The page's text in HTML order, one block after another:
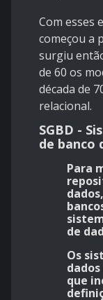
Com esses
começou a
surgiu
de 60 os
década de
relacional.
SGBD -
de banco
Para
de
Os
que